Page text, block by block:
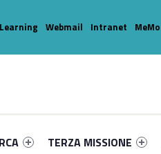
TERZA MISSIONE
Webmail Intranet MeMo